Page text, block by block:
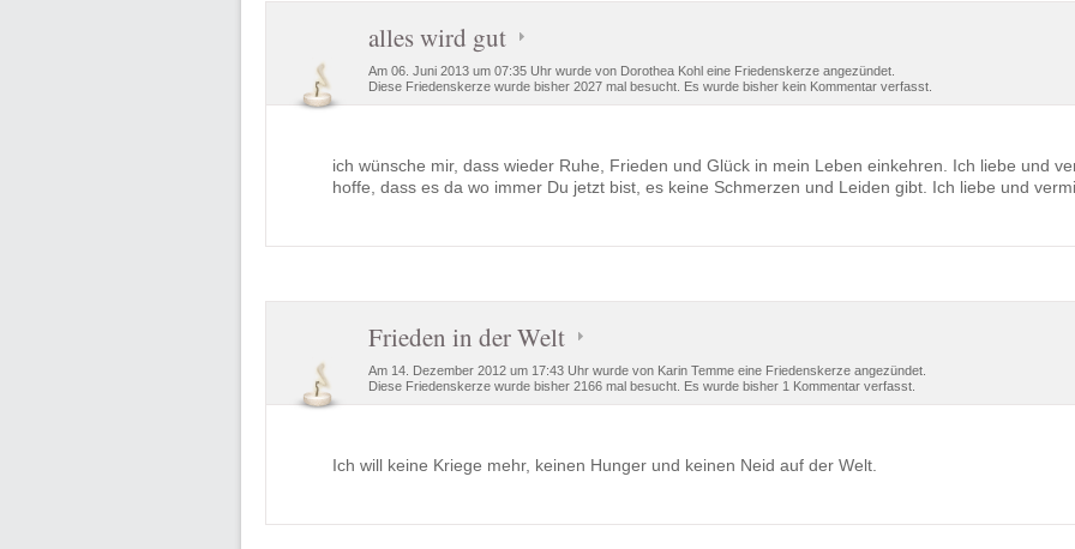
alles wird gut
Am 06. Juni 2013 um 07:35 Uhr wurde von Dorothea Kohl eine Friedenskerze angezündet.
Diese Friedenskerze wurde bisher 2027 mal besucht. Es wurde bisher kein Kommentar verfasst.
ich wünsche mir, dass wieder Ruhe, Frieden und Glück in mein Leben einkehren. Ich liebe und
hoffe, dass es da wo immer Du jetzt bist, es keine Schmerzen und Leiden gibt. Ich liebe und
Frieden in der Welt
Am 14. Dezember 2012 um 17:43 Uhr wurde von Karin Temme eine Friedenskerze angezündet.
Diese Friedenskerze wurde bisher 2166 mal besucht. Es wurde bisher 1 Kommentar verfasst.
Ich will keine Kriege mehr, keinen Hunger und keinen Neid auf der Welt.